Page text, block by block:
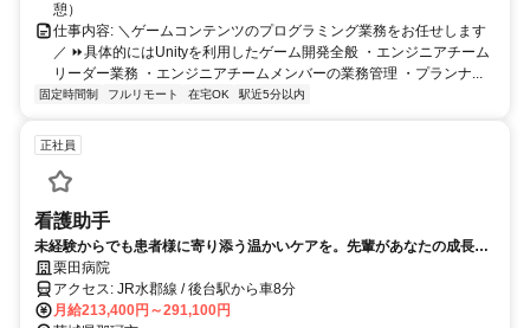
憩）
仕事内容: ＼ゲームコンテンツのプログラミング業務をお任せします
／ ⏩具体的にはUnityを利用したゲーム開発全般 ・エンジニアチーム
リーダー業務 ・エンジニアチームメンバーの業務管理 ・プランナ...
固定時間制 フルリモート 在宅OK 駅近5分以内
正社員
看護助手
未経験からでも患者様に寄り添う温かいケアを。先輩があなたの成長を
全力でサポートします。
栗田病院
アクセス: JR水郡線 / 後台駅から車8分
月給213,400円～291,100円